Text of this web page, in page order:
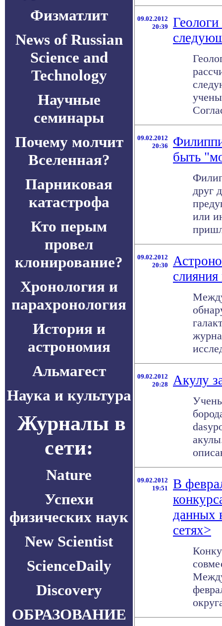
Физматлит
News of Russian
Science and
Technology
Научные
семинары
Почему молчит
Вселенная?
Парниковая
катастрофа
Кто перым
провел
клонирование?
Хронология и
парахронология
История и
астрономия
Альмагест
Наука и культура
Журналы в
сети:
Nature
Успехи
физических наук
New Scientist
ScienceDaily
Discovery
ОБРАЗОВАНИЕ
09.02.2012
20:39
09.02.2012
20:36
быть
друг
или
09.02.2012
20:30
слияния
09.02.2012
20:28
Акулу
09.02.2012
19:51
В
данных
сетях>